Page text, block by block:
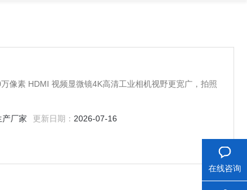
像素 HDMI 视频显微镜4K高清工业相机视野更宽广，拍照
产厂家 更新日期： 2026-07-16
在线咨询